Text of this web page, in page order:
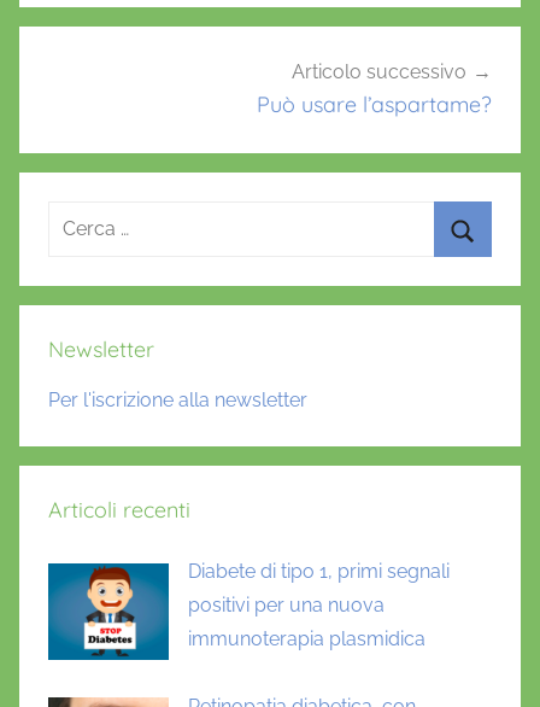
Articolo successivo
Può usare l’aspartame?
Ricerca
Newsletter
Per l'iscrizione alla newsletter
Articoli recenti
Diabete di tipo 1, primi segnali
positivi per una nuova
immunoterapia plasmidica